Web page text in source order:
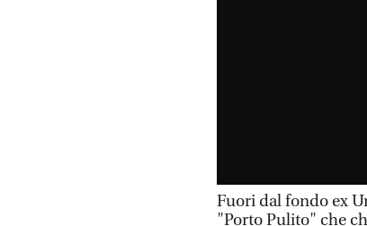
Fuori dal fondo ex
"Porto Pulito" che